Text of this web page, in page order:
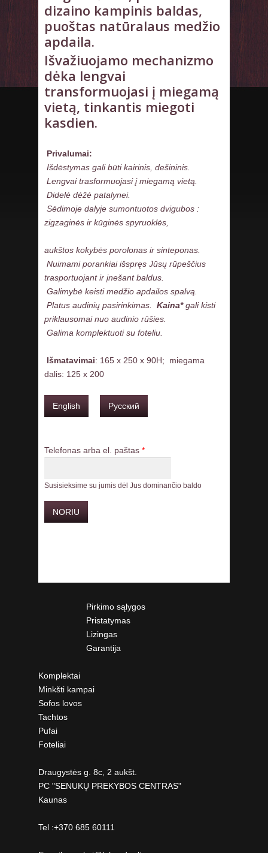
dizaino kampinis baldas,
puoštas natūralaus medžio
apdaila.
Išvažiuojamo mechanizmo
dėka lengvai
transformuojasi į miegamą
vietą, tinkantis miegoti
kasdien.
Privalumai:
Išdėstymas gali būti kairinis, dešininis.
Lengvai trasformuojasi į miegamą vietą.
Didelė dėžė patalynei.
Sėdimoje dalyje sumontuotos dvigubos :
zigzaginės ir kūginės spyruoklės,
aukštos kokybės porolonas ir sinteponas.
Nuimami porankiai išspręs Jūsų rūpeščius
trasportuojant ir įnešant baldus.
Galimybė keisti medžio apdailos spalvą.
Platus audinių pasirinkimas.
Kaina*gali kisti
priklausomai nuo audinio rūšies.
Galima komplektuoti su foteliu.
Išmatavimai: 165 x 250 x 90H; miegama
dalis: 125 x 200
English Русский
Telefonas arba el. paštas *
Susisieksime su jumis dėl Jus dominančio baldo
Pirkimo sąlygos
Pristatymas
Lizingas
Garantija
Komplektai
Minkšti kampai
Sofos lovos
Tachtos
Pufai
Foteliai
Draugystės g. 8c, 2 aukšt.
PC "SENUKŲ PREKYBOS CENTRAS"
Kaunas
Tel :+370 685 60111